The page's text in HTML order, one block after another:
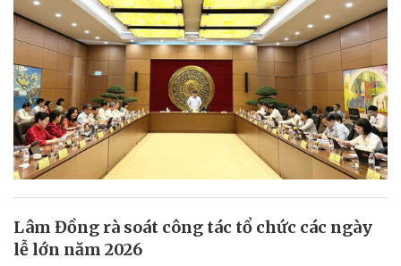
Lâm Đồng rà soát công tác tổ chức các ngày
lễ lớn năm 2026